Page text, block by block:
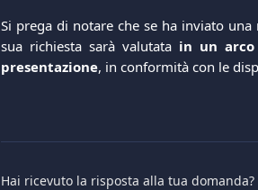
Si prega di notare che se ha inviato
sua richiesta sarà valutata in un
presentazione, in conformità con le
Hai ricevuto la risposta alla tua domanda?